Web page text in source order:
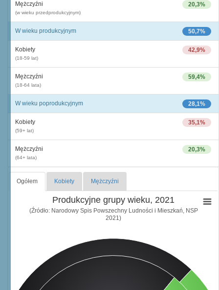
20,3%
Mężczyźni
(w wieku przedprodukcyjnym)
50,7%
W wieku produkcyjnym
42,9%
Kobiety
(18-59 lat)
59,4%
Mężczyźni
(18-64 lata)
28,1%
W wieku poprodukcyjnym
35,1%
Kobiety
(59+ lat)
20,3%
Mężczyźni
(64+ lata)
Ogółem Kobiety Mężczyźni
Produkcyjne grupy wieku, 2021
(Źródło: Narodowy Spis Powszechny Ludności i Mieszkań, NSP
2021)